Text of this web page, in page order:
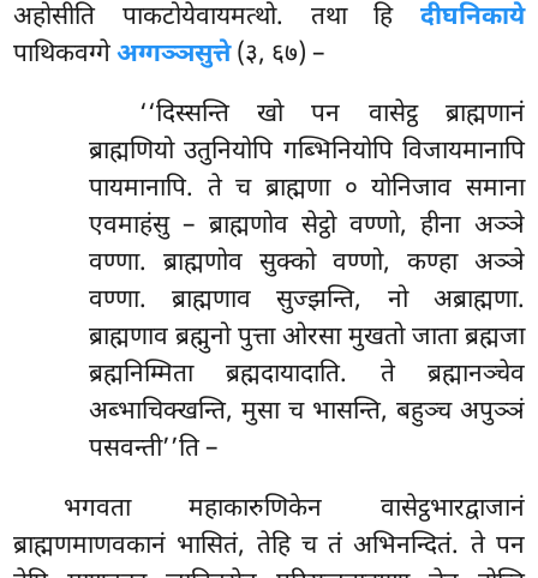
अहोसीति पाकटोयेवायमत्थो. तथा हि दीघनिकाये
पाथिकवग्गेअग्गञ्ञसुत्ते(३, ६७) –
‘‘दिस्सन्ति खो पन वासेट्ठ ब्राह्मणानं
ब्राह्मणियो उतुनियोपि गब्भिनियोपि विजायमानापि
पायमानापि. ते च ब्राह्मणा ० योनिजाव समाना
एवमाहंसु – ब्राह्मणोव सेट्ठो वण्णो, हीना अञ्ञे
वण्णा. ब्राह्मणोव सुक्को वण्णो, कण्हा अञ्ञे
वण्णा. ब्राह्मणाव सुज्झन्ति, नो अब्राह्मणा.
ब्राह्मणाव ब्रह्मुनो पुत्ता ओरसा मुखतो जाता ब्रह्मजा
ब्रह्मनिम्मिता ब्रह्मदायादाति. ते ब्रह्मानञ्चेव
अब्भाचिक्खन्ति, मुसा च भासन्ति, बहुञ्च अपुञ्ञं
पसवन्ती’’ति –
भगवता महाकारुणिकेन वासेट्ठभारद्वाजानं
ब्राह्मणमाणवकानं भासितं, तेहि च तं अभिनन्दितं. ते पन